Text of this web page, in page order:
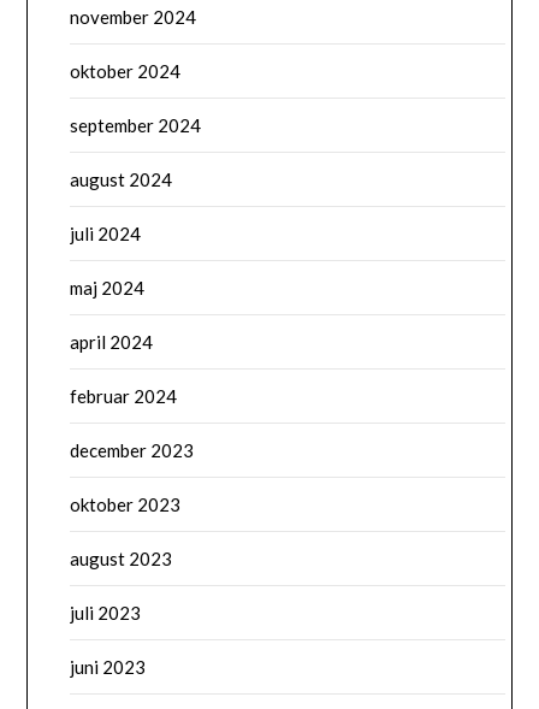
november 2024
oktober 2024
september 2024
august 2024
juli 2024
maj 2024
april 2024
februar 2024
december 2023
oktober 2023
august 2023
juli 2023
juni 2023